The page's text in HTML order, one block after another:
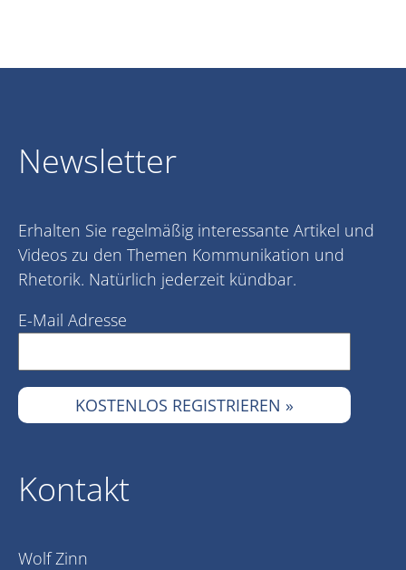
Newsletter
Erhalten Sie regelmäßig interessante Artikel und
Videos zu den Themen Kommunikation und
Rhetorik. Natürlich jederzeit kündbar.
E-Mail Adresse
Kontakt
Wolf Zinn